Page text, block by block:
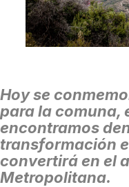
Hoy se
para la comuna,
encontramos
transformación
convertirá en el
Metropolitana.